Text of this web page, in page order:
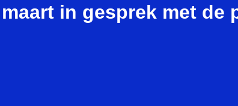
in gesprek met de